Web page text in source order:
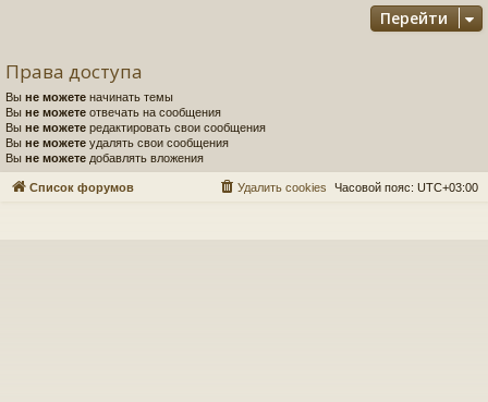
Перейти
Права доступа
Вы не можете начинать темы
Вы не можете отвечать на сообщения
Вы не можете редактировать свои сообщения
Вы не можете удалять свои сообщения
Вы не можете добавлять вложения
Список форумов Часовой пояс: UTC+03:00
Удалить cookies